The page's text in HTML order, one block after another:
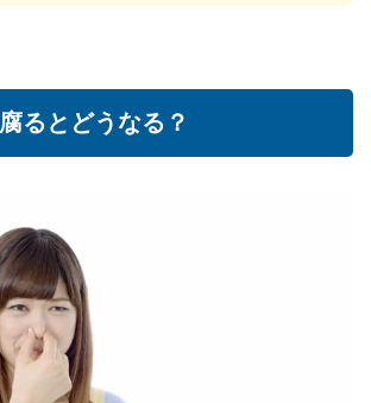
るとどうなる？